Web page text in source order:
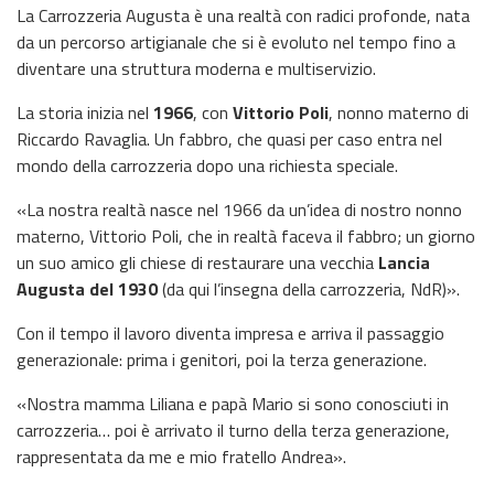
La Carrozzeria Augusta è una realtà con radici profonde, nata
da un percorso artigianale che si è evoluto nel tempo fino a
diventare una struttura moderna e multiservizio.
La storia inizia nel 1966, con Vittorio Poli, nonno materno di
Riccardo Ravaglia. Un fabbro, che quasi per caso entra nel
mondo della carrozzeria dopo una richiesta speciale.
«La nostra realtà nasce nel 1966 da un’idea di nostro nonno
materno, Vittorio Poli, che in realtà faceva il fabbro; un giorno
un suo amico gli chiese di restaurare una vecchia Lancia
Augusta del 1930(da qui l’insegna della carrozzeria, NdR)».
Con il tempo il lavoro diventa impresa e arriva il passaggio
generazionale: prima i genitori, poi la terza generazione.
«Nostra mamma Liliana e papà Mario si sono conosciuti in
carrozzeria… poi è arrivato il turno della terza generazione,
rappresentata da me e mio fratello Andrea».